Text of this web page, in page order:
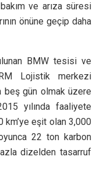
ve arıza süresi
önüne geçip daha
BMW tesisi ve
Lojistik merkezi
beş gün olmak üzere
yılında faaliyete
km’ye eşit olan 3,000
22 ton karbon
dizelden tasarruf